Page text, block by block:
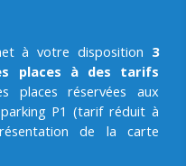
à votre disposition 3
places à des tarifs
places réservées aux
P1 (tarif réduit à
de la carte